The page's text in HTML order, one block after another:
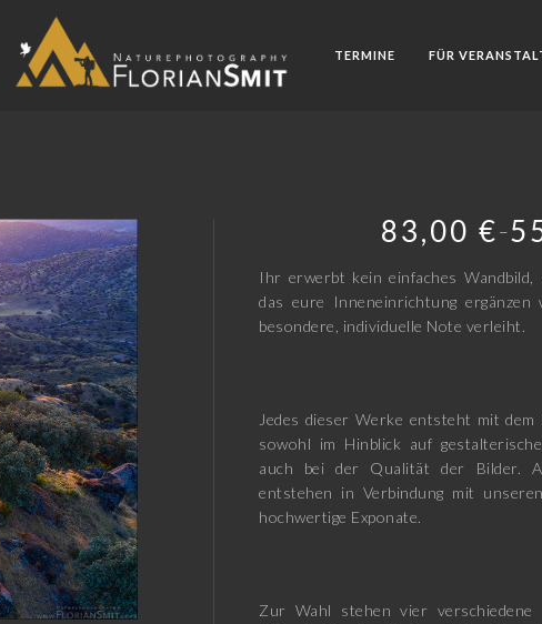
TERMINE FÜR
83,00€ –
Ihr erwerbt kein einfaches Wandbild,
das eure Inneneinrichtung ergänzen
besondere, individuelle Note verleiht.
Jedes dieser Werke entsteht mit
sowohl im Hinblick auf
auch bei der Qualität der Bilder.
entstehen in Verbindung mit
hochwertige Exponate.
Zur Wahl stehen vier